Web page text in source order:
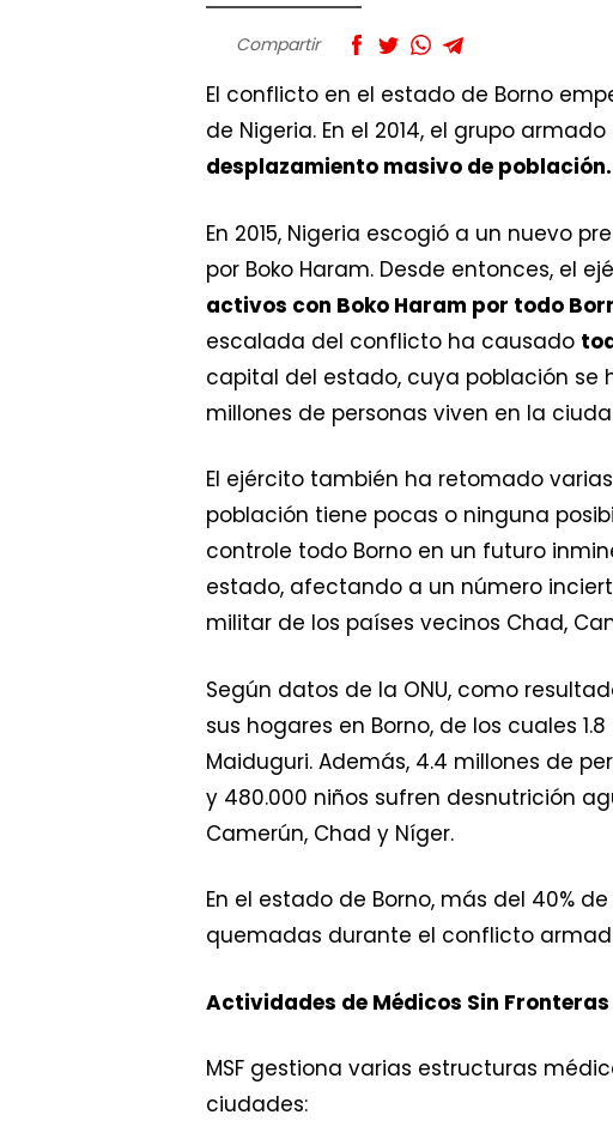
Compartir
El conflicto en el estado de Borno
de Nigeria. En el 2014, el grupo
desplazamiento masivo de población.
En 2015, Nigeria escogió a un nuevo
por Boko Haram. Desde entonces, el
activos con Boko Haram por todo
escalada del conflicto ha causado
capital del estado, cuya población
millones de personas viven en la
El ejército también ha retomado
población tiene pocas o ninguna
controle todo Borno en un futuro
estado, afectando a un número
militar de los países vecinos Chad,
Según datos de la ONU, como
sus hogares en Borno, de los cuales
Maiduguri. Además, 4.4 millones de
y 480.000 niños sufren desnutrición
Camerún, Chad y Níger.
En el estado de Borno, más del 40%
quemadas durante el conflicto
Actividades de Médicos Sin Fronteras
MSF gestiona varias estructuras
ciudades: